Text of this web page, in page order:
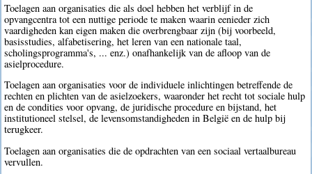
Toelagen aan organisaties die als doel hebben het verblijf in de
opvangcentra tot een nuttige periode te maken waarin eenieder zich
vaardigheden kan eigen maken die overbrengbaar zijn (bij voorbeeld,
basisstudies, alfabetisering, het leren van een nationale taal,
scholingsprogramma's, ... enz.) onafhankelijk van de afloop van de
asielprocedure.
Toelagen aan organisaties voor de individuele inlichtingen betreffende de
rechten en plichten van de asielzoekers, waaronder het recht tot sociale hulp
en de condities voor opvang, de juridische procedure en bijstand, het
institutioneel stelsel, de levensomstandigheden in België en de hulp bij
terugkeer.
Toelagen aan organisaties die de opdrachten van een sociaal vertaalbureau
vervullen.